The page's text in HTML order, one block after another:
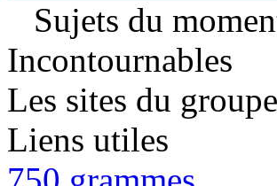
Sujets du
Incontournables
Les sites du groupe
Liens utiles